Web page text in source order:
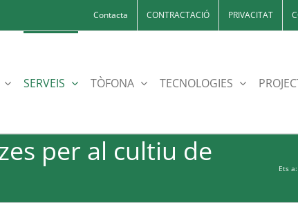
Contacta CONTRACTACIÓ PRIVACITAT
SERVEIS TÒFONA TECNOLOGIES
per al cultiu de
Ets a: